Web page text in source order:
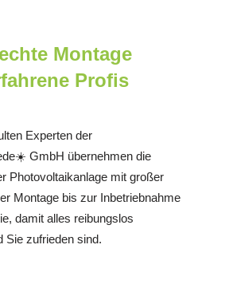
Montage
Profis
Experten der
GmbH übernehmen die
Photovoltaikanlage mit großer
Montage bis zur Inbetriebnahme
damit alles reibungslos
Sie zufrieden sind.